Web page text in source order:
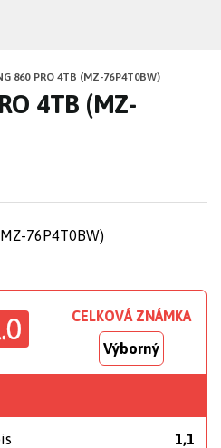
860 PRO 4TB (MZ-76P4T0BW)
4TB (MZ-
CELKOVÁ ZNÁMKA
Výborný
1,1